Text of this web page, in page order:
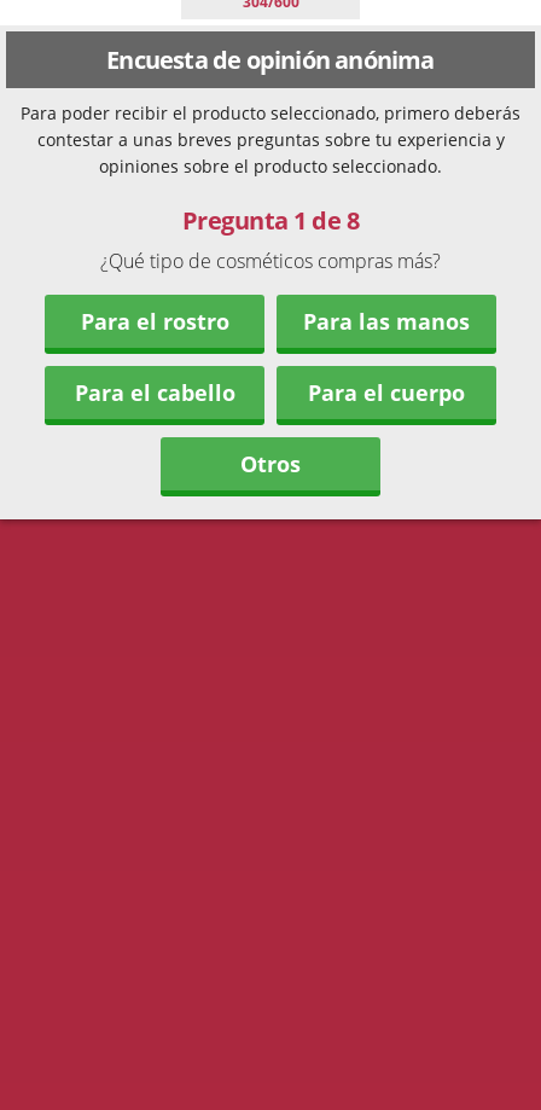
Encuesta de opinión anónima
Para poder recibir el producto seleccionado, primero deberás
contestar a unas breves preguntas sobre tu experiencia y
opiniones sobre el producto seleccionado.
Pregunta 1 de 8
¿Qué tipo de cosméticos compras más?
Para el rostro Para las manos
Para el cabello Para el cuerpo
Otros